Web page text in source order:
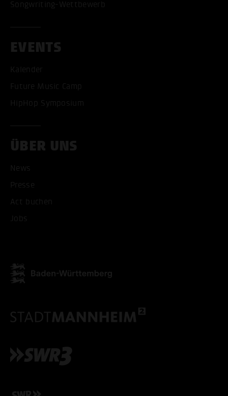
Songwriting-Wettbewerb
EVENTS
Kalender
Future Music Camp
HipHop Symposium
ÜBER UNS
News
Presse
Act buchen
Jobs